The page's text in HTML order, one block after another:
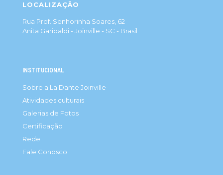
LOCALIZAÇÃO
Rua Prof. Senhorinha Soares, 62
Anita Garibaldi - Joinville - SC - Brasil
INSTITUCIONAL
Sobre a La Dante Joinville
Atividades culturais
Galerias de Fotos
Certificação
Rede
Fale Conosco